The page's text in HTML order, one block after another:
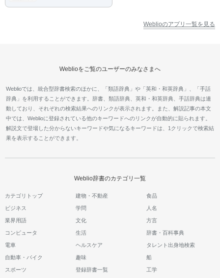
Weblioのアプリ一覧を見る
Weblioをご覧のユーザーのみなさまへ
Weblioでは、統合型辞書検索のほかに、「類語辞典」や「英和・和英辞典」、「手話
辞典」を利用することができます。辞書、類語辞典、英和・和英辞典、手話辞典は連
動しており、それぞれの検索結果へのリンクが表示されます。また、解説記事の本文
中では、Weblioに登録されている他のキーワードへのリンクが自動的に貼られます。
解説文で登場した分からないキーワードや気になるキーワードは、1クリックで検索結
果を表示することができます。
Weblio辞書のカテゴリ一覧
カテゴリトップ 建物・不動産 食品
ビジネス 学問 人名
業界用語 文化 方言
コンピュータ 生活 辞書・百科事典
電車 ヘルスケア タレント出身地検索
自動車・バイク 趣味 船
スポーツ 登録辞書一覧 工学